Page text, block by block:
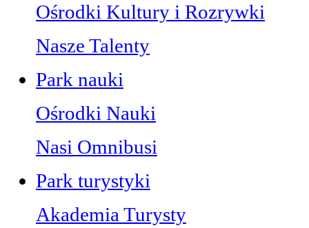
Ośrodki Kultury i Rozrywki
Nasze Talenty
Park nauki
Ośrodki Nauki
Nasi Omnibusi
Park turystyki
Akademia Turysty